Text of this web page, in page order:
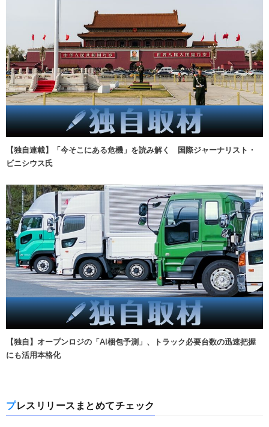
【独自連載】「今そこにある危機」を読み解く 国際ジャーナリスト・
ビニシウス氏
【独自】オープンロジの「AI梱包予測」、トラック必要台数の迅速把握
にも活用本格化
プレスリリースまとめてチェック